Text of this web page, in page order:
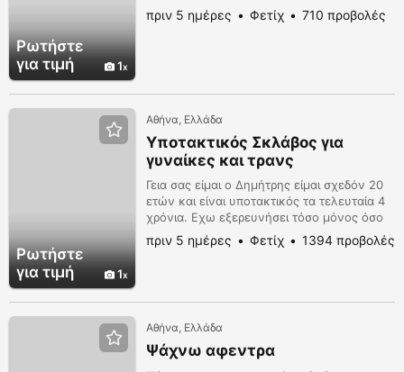
Ρωτήστε
για τιμή
1
τους. Μπορώ να της δώσω κ δωράκι 100
ευρώ
πριν 5 ημέρες Φετίχ 710 προβολές
Ρωτήστε
για τιμή
1
Αθήνα, Ελλάδα
Υποτακτικός Σκλάβος για
γυναίκες και τρανς
Γεια σας είμαι ο Δημήτρης είμαι σχεδόν 20
ετών και είναι υποτακτικός τα τελευταία 4
χρόνια. Εχω εξερευνήσει τόσο μόνος όσο
και με παρτενέρ τον τομέα του BDSM με
αποτέλεσμα να έχω μεγάλη εμπειρία και να
κοριτσά...
πριν 5 ημέρες Φετίχ 1394 προβολές
Αθήνα, Ελλάδα
Ψάχνω αφεντρα